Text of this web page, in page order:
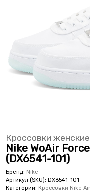
Кроссовки женские
Nike WoAir
(DX6541-101)
Бренд: Nike
Артикул (SKU): DX6541-101
Категории: Кроссовки Nike